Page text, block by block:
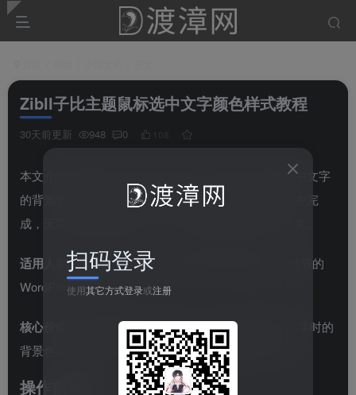
Zibll子比主题鼠标选中文字颜色样式教程
30天前更新 948 0
本文介绍如何通过CSS代码自定义子比主题中鼠标选中文字
的背景色和文字颜色。所有修改均在后台自定义CSS中完
成，无需修改主题核心文件，升级主题时效果不会丢失。
适用人群：使用 Zibll 子比主题并希望优化网站交互细节的
WordPress 站长
核心价值
：通过极简的CSS代码，自定义鼠标选中文字时的
背景色与文字颜色，让网站细节与品牌色调保持一致。
操作前准备
扫码登录
使用其它方式登录或注册